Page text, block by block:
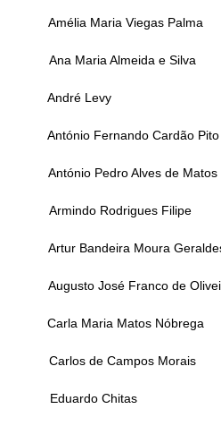
Amélia Maria Viegas
Ana Maria Almeida e
André Levy
António Fernando
António Pedro Alves de
Armindo Rodrigues
Artur Bandeira Moura
Augusto José Franco de
Carla Maria Matos
Carlos de Campos
Eduardo Chitas